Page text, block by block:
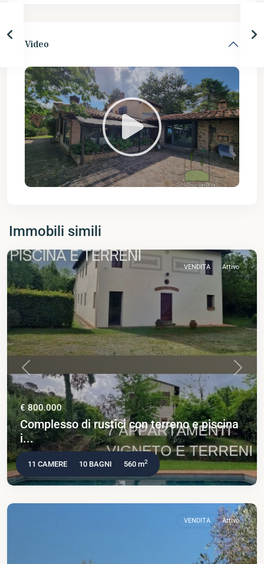
Video
Immobili simili
VENDITA Attivo
Previous Next
€ 800.000
Complesso di rustici con terreno e piscina
i...
11 CAMERE 10 BAGNI 560 m2
VENDITA Attivo